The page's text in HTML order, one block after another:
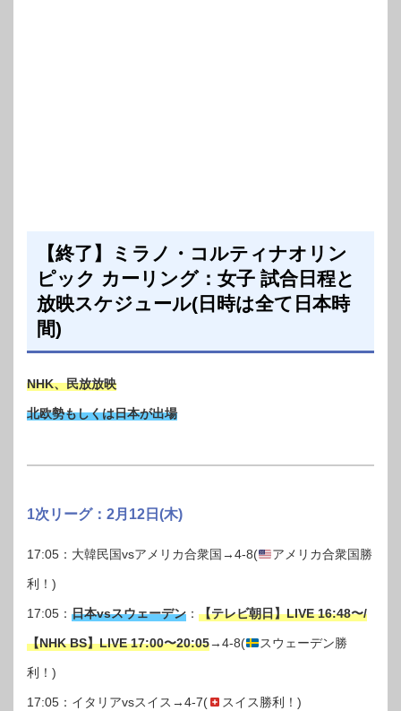
【終了】ミラノ・コルティナオリン
ピック カーリング：女子 試合日程と
放映スケジュール(日時は全て日本時
間)
NHK、民放放映
北欧勢もしくは日本が出場
1次リーグ：2月12日(木)
17:05：大韓民国vsアメリカ合衆国→4-8( アメリカ合衆国勝
利！)
17:05： 日本vsスウェーデン ： 【テレビ朝日】LIVE 16:48〜/
【NHK BS】LIVE 17:00〜20:05→4-8( スウェーデン勝
利！)
17:05：イタリアvsスイス→4-7( スイス勝利！)